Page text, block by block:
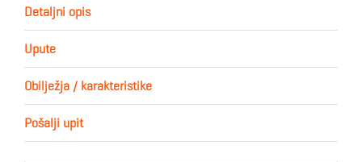
Detaljni opis
Upute
Obilježja / karakteristike
Pošalji upit